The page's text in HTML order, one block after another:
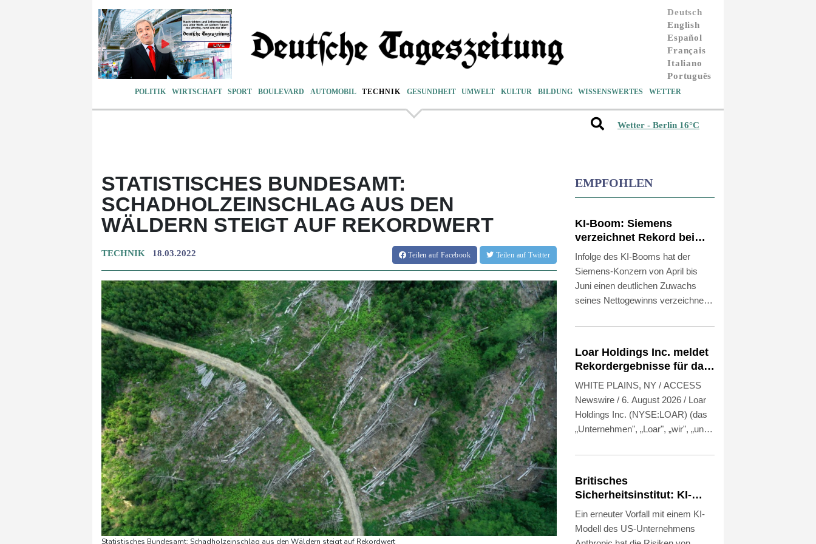
Deutsch
English
Español
Français
Italiano
Português
POLITIK WIRTSCHAFT SPORT BOULEVARD AUTOMOBIL TECHNIK GESUNDHEIT UMWELT KULTUR BILDUNG WISSENSWERTES WETTER
Wetter - Berlin 16°C
STATISTISCHES BUNDESAMT:
SCHADHOLZEINSCHLAG AUS DEN
WÄLDERN STEIGT AUF REKORDWERT
TECHNIK 18.03.2022 Teilenauf Facebook Teilen auf Twitter
Statistisches Bundesamt: Schadholzeinschlag aus den Wäldern steigt auf Rekordwert
EMPFOHLEN
KI-Boom: Siemens
verzeichnet Rekord bei
Auftragseingang und
deutliche Gewinnzuwachs
Infolge des KI-Booms hat der
Siemens-Konzern von April bis
Juni einen deutlichen Zuwachs
seines Nettogewinns verzeichnet.
des Geschäftsjahres des
um 15 Prozent auf 2,6 Milliarden
Euro, wie Siemens am Donnerstag
mitteilte. Das Unternehmen sprach
von "Rekordwerten sowohl beim
Auftragseingang als auch beim
Ergebnis des industriellen
klare Fokus auf industrielle KI"
treibe das Wachstum des
Loar Holdings Inc. meldet
Rekordergebnisse für das
zweite Quartal 2026 und
eine Aufwärtskorrektur
des Ausblicks für 2026
WHITE PLAINS, NY / ACCESS
Newswire / 6. August 2026 / Loar
Holdings Inc. (NYSE:LOAR) (das
„Unternehmen", „Loar", „wir", „uns"
Quartal 2026 Rekordergebnisse
Britisches
Sicherheitsinstitut: KI-
Modell verschickt
Phishing-Mail
Ein erneuter Vorfall mit einem KI-
Modell des US-Unternehmens